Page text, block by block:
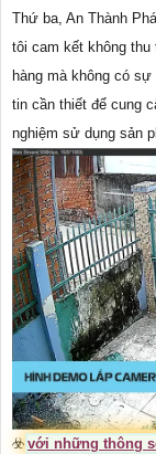
Thứ ba, An Thành
tôi cam kết không thu
hàng mà không có
tin cần thiết để cung
nghiệm sử dụng sản
☣️ với những thông